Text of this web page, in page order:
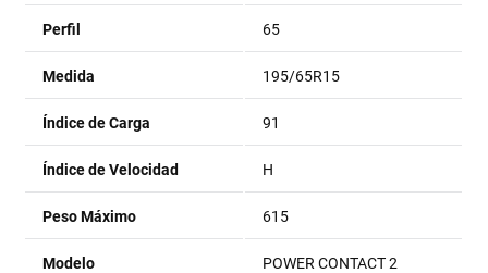
Perfil 65
Medida 195/65R15
Índice de Carga 91
Índice de Velocidad H
Peso Máximo 615
Modelo POWER CONTACT 2